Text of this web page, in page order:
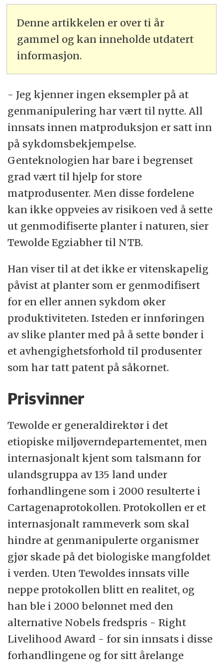
Denne artikkelen er over ti år
gammel og kan inneholde utdatert
informasjon.
- Jeg kjenner ingen eksempler på at
genmanipulering har vært til nytte. All
innsats innen matproduksjon er satt inn
på sykdomsbekjempelse.
Genteknologien har bare i begrenset
grad vært til hjelp for store
matprodusenter. Men disse fordelene
kan ikke oppveies av risikoen ved å sette
ut genmodifiserte planter i naturen, sier
Tewolde Egziabher til NTB.
Han viser til at det ikke er vitenskapelig
påvist at planter som er genmodifisert
for en eller annen sykdom øker
produktiviteten. Isteden er innføringen
av slike planter med på å sette bønder i
et avhengighetsforhold til produsenter
som har tatt patent på såkornet.
Prisvinner
Tewolde er generaldirektør i det
etiopiske miljøverndepartementet, men
internasjonalt kjent som talsmann for
ulandsgruppa av 135 land under
forhandlingene som i 2000 resulterte i
Cartagenaprotokollen. Protokollen er et
internasjonalt rammeverk som skal
hindre at genmanipulerte organismer
gjør skade på det biologiske mangfoldet
i verden. Uten Tewoldes innsats ville
neppe protokollen blitt en realitet, og
han ble i 2000 belønnet med den
alternative Nobels fredspris - Right
Livelihood Award - for sin innsats i disse
forhandlingene og for sitt årelange